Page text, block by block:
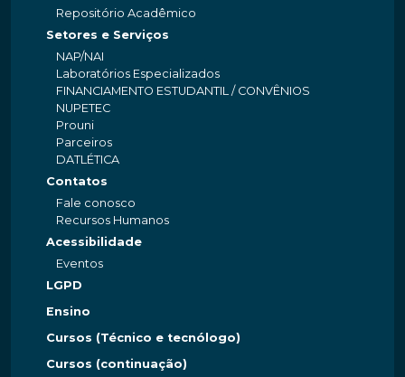
Repositório Acadêmico
Setores e Serviços
NAP/NAI
Laboratórios Especializados
FINANCIAMENTO ESTUDANTIL / CONVÊNIOS
NUPETEC
Prouni
Parceiros
DATLÉTICA
Contatos
Fale conosco
Recursos Humanos
Acessibilidade
Eventos
LGPD
Ensino
Cursos (Técnico e tecnólogo)
Cursos (continuação)